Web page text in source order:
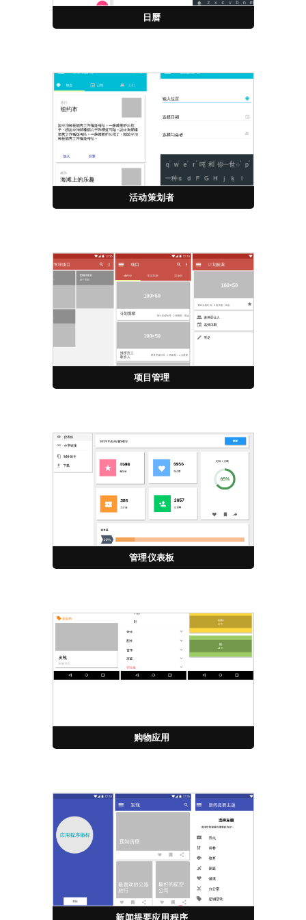
日曆
活动策划者
项目管理
管理仪表板
购物应用
新闻提要应用程序